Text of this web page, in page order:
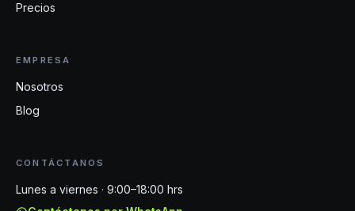
Precios
EMPRESA
Nosotros
Blog
CONTÁCTANOS
Lunes a viernes · 9:00–18:00 hrs